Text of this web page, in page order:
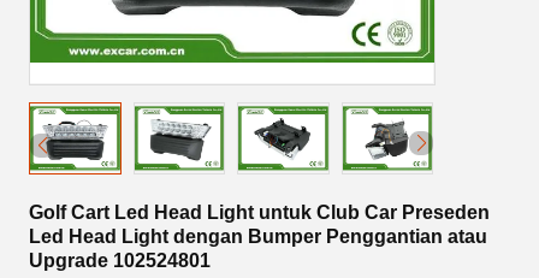
Golf Cart Led Head Light untuk Club Car Preseden
Led Head Light dengan Bumper Penggantian atau
Upgrade 102524801